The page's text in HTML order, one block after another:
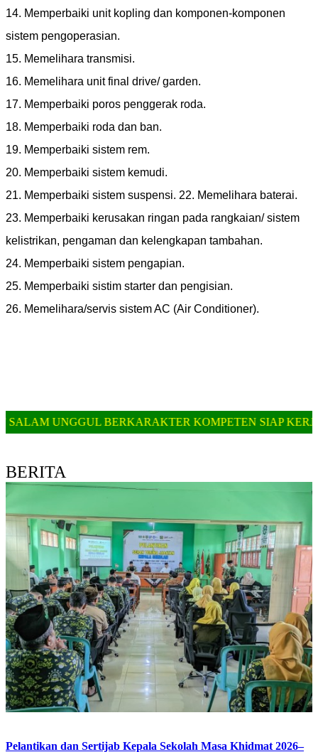
14. Memperbaiki unit kopling dan komponen-komponen
sistem pengoperasian.
15. Memelihara transmisi.
16. Memelihara unit final drive/ garden.
17. Memperbaiki poros penggerak roda.
18. Memperbaiki roda dan ban.
19. Memperbaiki sistem rem.
20. Memperbaiki sistem kemudi.
21. Memperbaiki sistem suspensi. 22. Memelihara baterai.
23. Memperbaiki kerusakan ringan pada rangkaian/ sistem
kelistrikan, pengaman dan kelengkapan tambahan.
24. Memperbaiki sistem pengapian.
25. Memperbaiki sistim starter dan pengisian.
26. Memelihara/servis sistem AC (Air Conditioner).
BERKARAKTER KOMPETEN SIAP KERJA ||
BERITA
Pelantikan dan Sertijab Kepala Sekolah Masa Khidmat 2026–